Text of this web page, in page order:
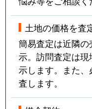
土地の価格を査
簡易査定は近隣
示。訪問査定は
示します。また
査します。